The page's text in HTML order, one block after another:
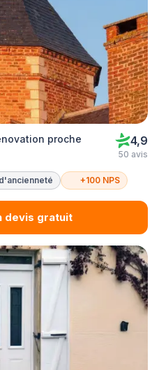
proche
4,9
50 avis
+100 NPS
devis gratuit